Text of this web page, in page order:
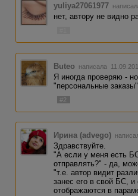
yuliya27061977
нет, автору не видно
Buteo написала
Я иногда проверяю -
"персональные
#2
Ирина (advego)
Здравствуйте.
"А если у меня есть
отправлять?" - да,
"т.е. автор видит
занес его в свой БС,
отображаются в